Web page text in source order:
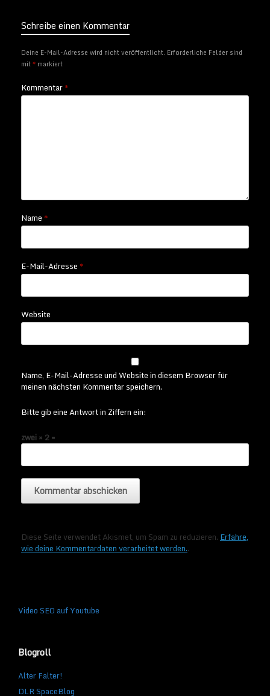
Schreibe einen Kommentar
Deine E-Mail-Adresse wird nicht veröffentlicht. Erforderliche Felder sind
mit* markiert
Kommentar*
Name*
E-Mail-Adresse*
Website
Name, E-Mail-Adresse und Website in diesem Browser für
meinen nächsten Kommentar speichern.
Bitte gib eine Antwort in Ziffern ein:
zwei × 2 =
Diese Seite verwendet Akismet, um Spam zu reduzieren. Erfahre,
wie deine Kommentardaten verarbeitet werden..
Video SEO auf Youtube
Blogroll
Alter Falter!
DLR SpaceBlog